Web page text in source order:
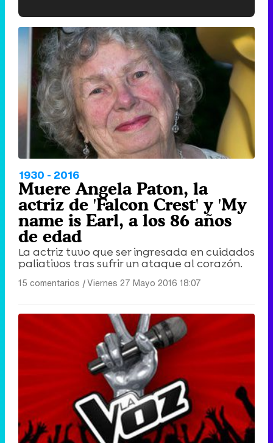
'120 Minutos' celebra sus 2.000 programas en Telemadrid con un vídeo del día a día en la redacción
Tráiler de '33 días', la nueva serie de Atresplayer con Julián Villagrán y José Manuel Poga
1930 - 2016
Muere Angela Paton, la
actriz de 'Falcon Crest' y 'My
name is Earl, a los 86 años
de edad
La actriz tuvo que ser ingresada en cuidados
paliativos tras sufrir un ataque al corazón.
15 comentarios |Viernes 27 Mayo 2016 18:07